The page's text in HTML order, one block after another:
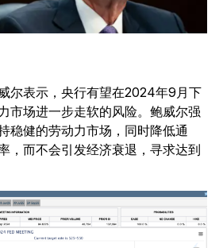
尔表示，央行有望在2024年9月下
市场进一步走软的风险。鲍威尔强
稳健的劳动力市场，同时降低通
，而不会引发经济衰退，寻求达到